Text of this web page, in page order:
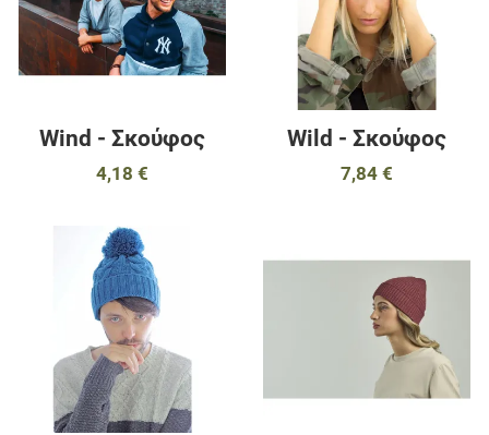
Γρήγορη ματιά
Wind - Σκούφος
4,18 €
Wild - Σκούφος
7,84 €
Προσθήκη για σύγκριση